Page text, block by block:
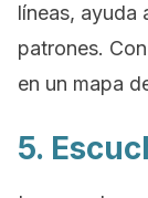
líneas, ayuda
patrones.
en un mapa
5.